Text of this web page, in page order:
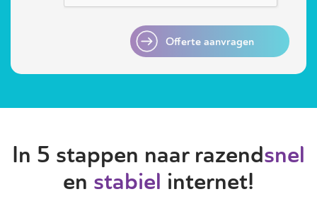
Offerte aanvragen
In 5 stappen naar razendsnel
en stabiel internet!